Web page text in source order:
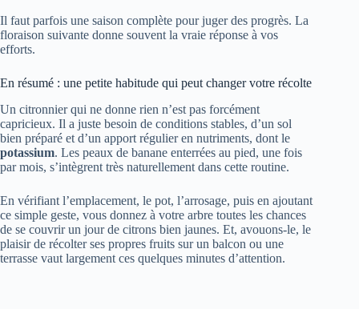
Il faut parfois une saison complète pour juger des progrès. La
floraison suivante donne souvent la vraie réponse à vos
efforts.
En résumé : une petite habitude qui peut changer votre récolte
Un citronnier qui ne donne rien n’est pas forcément
capricieux. Il a juste besoin de conditions stables, d’un sol
bien préparé et d’un apport régulier en nutriments, dont le
potassium. Les peaux de banane enterrées au pied, une fois
par mois, s’intègrent très naturellement dans cette routine.
En vérifiant l’emplacement, le pot, l’arrosage, puis en ajoutant
ce simple geste, vous donnez à votre arbre toutes les chances
de se couvrir un jour de citrons bien jaunes. Et, avouons-le, le
plaisir de récolter ses propres fruits sur un balcon ou une
terrasse vaut largement ces quelques minutes d’attention.